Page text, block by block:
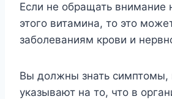
Если не обращать внимание
этого витамина, то это
заболеваниям крови и
Вы должны знать симптомы,
указывают на то, что в